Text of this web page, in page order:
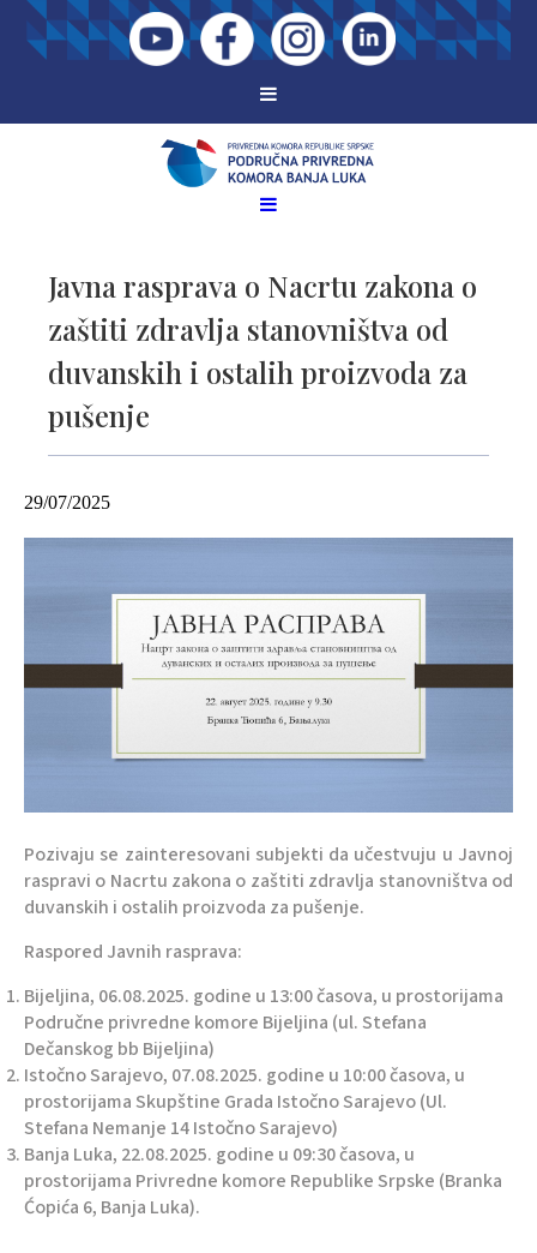
Javna rasprava o Nacrtu zakona o
zaštiti zdravlja stanovništva od
duvanskih i ostalih proizvoda za
pušenje
29/07/2025
Pozivaju se zainteresovani subjekti da učestvuju u Javnoj
raspravi o Nacrtu zakona o zaštiti zdravlja stanovništva od
duvanskih i ostalih proizvoda za pušenje.
Raspored Javnih rasprava:
Bijeljina, 06.08.2025. godine u 13:00 časova, u prostorijama
Područne privredne komore Bijeljina (ul. Stefana
Dečanskog bb Bijeljina)
Istočno Sarajevo, 07.08.2025. godine u 10:00 časova, u
prostorijama Skupštine Grada Istočno Sarajevo (Ul.
Stefana Nemanje 14 Istočno Sarajevo)
Banja Luka, 22.08.2025. godine u 09:30 časova, u
prostorijama Privredne komore Republike Srpske (Branka
Ćopića 6, Banja Luka).